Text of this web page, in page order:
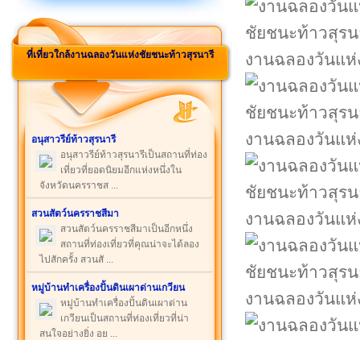
ที่เที่ยวใกล้งานฉลองวันแห่งชัยชนะท้าวสุรนารี
อนุสาวรีย์ท้าวสุรนารี
อนุสาวรีย์ท้าวสุรนารีเป็นสถานที่ท่อง
เที่ยวที่ยอดนิยมอีกแห่งหนึ่งใน
จังหวัดนครราชส ...
สวนสัตว์นครราชสีมา
สวนสัตว์นครราชสีมาเป็นอีกหนึ่ง
สถานที่ท่องเที่ยวที่คุณน่าจะได้ลอง
ไปสักครั้ง สวนสั ...
หมู่บ้านทำเครื่องปั้นดินเผาด่านเกวียน
หมู่บ้านทำเครื่องปั้นดินเผาด่าน
เกวียนเป็นสถานที่ท่องเที่ยวที่น่า
สนใจอย่างยิ่ง อย ...
งานฉลองวันแ
งานฉลองวันแ
งานฉลองวันแ
งานฉลองวันแ